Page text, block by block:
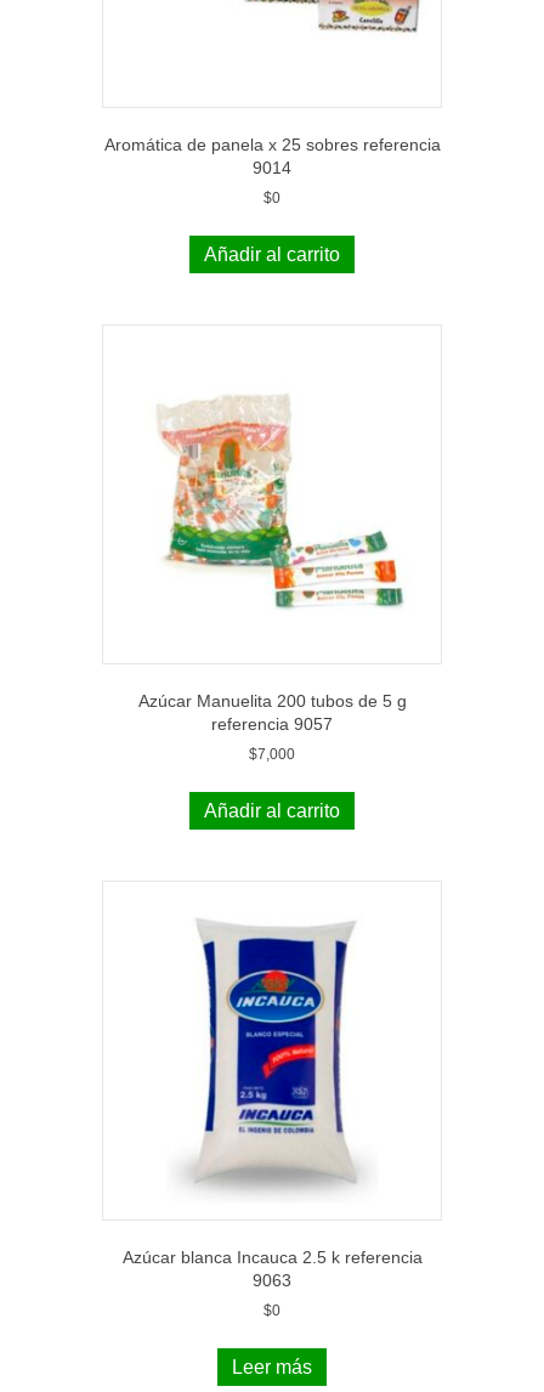
Aromática de panela x 25 sobres referencia
9014
$0
Añadir al carrito
Azúcar Manuelita 200 tubos de 5 g
referencia 9057
$7,000
Añadir al carrito
Azúcar blanca Incauca 2.5 k referencia
9063
$0
Leer más